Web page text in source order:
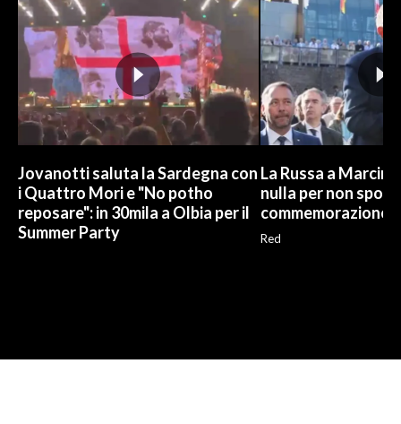
Jovanotti saluta la Sardegna con
i Quattro Mori e "No potho
reposare": in 30mila a Olbia per il
Summer Party
La Russa a
nulla per non
commemorazione
Red